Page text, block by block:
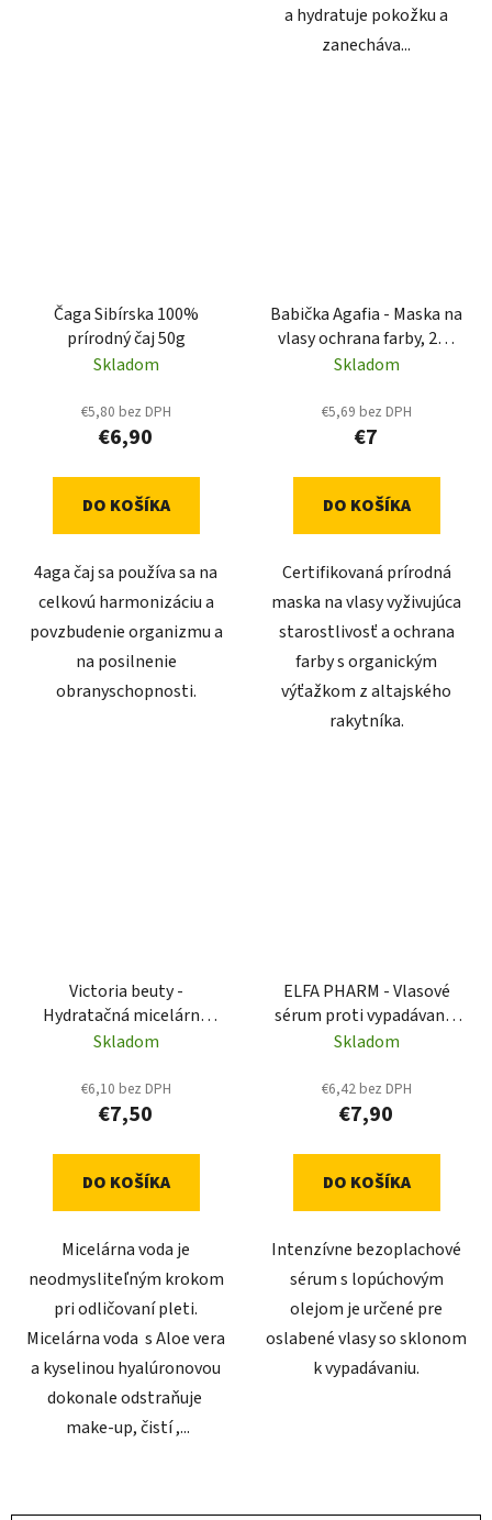
a hydratuje pokožku a
zanecháva...
Čaga Sibírska 100%
prírodný čaj 50g
Skladom
€5,80 bez DPH
€6,90
DO KOŠÍKA
4aga čaj sa používa sa na
celkovú harmonizáciu a
povzbudenie organizmu a
na posilnenie
obranyschopnosti.
Babička Agafia - Maska na
vlasy ochrana farby, 200
ml
Skladom
€5,69 bez DPH
€7
DO KOŠÍKA
Certifikovaná prírodná
maska na vlasy vyživujúca
starostlivosť a ochrana
farby s organickým
výťažkom z altajského
rakytníka.
Victoria beuty -
Hydratačná micelárna
voda s kyselinou
Skladom
€6,10 bez DPH
€7,50
DO KOŠÍKA
Micelárna voda je
neodmysliteľným krokom
pri odličovaní pleti.
Micelárna voda s Aloe vera
a kyselinou hyalúronovou
dokonale odstraňuje
make-up, čistí ,...
ELFA PHARM - Vlasové
sérum proti vypadávaniu
vlasov s lopúchovým
Skladom
€6,42 bez DPH
€7,90
DO KOŠÍKA
Intenzívne bezoplachové
sérum s lopúchovým
olejom je určené pre
oslabené vlasy so sklonom
k vypadávaniu.